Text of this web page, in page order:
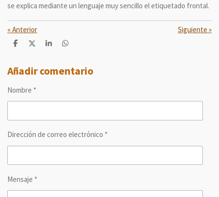
se explica mediante un lenguaje muy sencillo el etiquetado frontal.
« Anterior Siguiente »
C
p
a
t
C
p
a
C
p
a
C
p
a
Añadir comentario
Nombre *
Dirección de correo electrónico *
Mensaje *